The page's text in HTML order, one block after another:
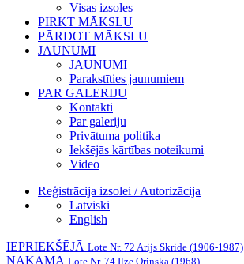
Visas izsoles
PIRKT MĀKSLU
PĀRDOT MĀKSLU
JAUNUMI
JAUNUMI
Parakstīties jaunumiem
PAR GALERIJU
Kontakti
Par galeriju
Privātuma politika
Iekšējās kārtības noteikumi
Video
Reģistrācija izsolei / Autorizācija
Latviski
English
IEPRIEKŠĒJĀ Lote Nr. 72 Arijs Skride (1906-1987)
NĀKAMĀ Lote Nr. 74 Ilze Orinska (1968)